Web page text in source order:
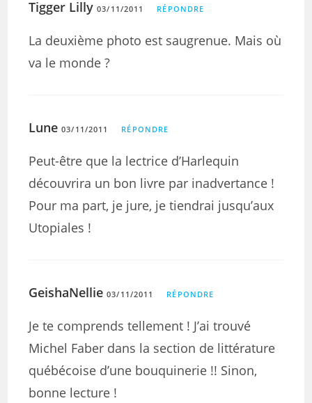
Tigger Lilly 03/11/2011 RÉPONDRE
La deuxième photo est saugrenue. Mais où
va le monde ?
Lune 03/11/2011 RÉPONDRE
Peut-être que la lectrice d’Harlequin
découvrira un bon livre par inadvertance !
Pour ma part, je jure, je tiendrai jusqu’aux
Utopiales !
GeishaNellie 03/11/2011 RÉPONDRE
Je te comprends tellement ! J’ai trouvé
Michel Faber dans la section de littérature
québécoise d’une bouquinerie !! Sinon,
bonne lecture !